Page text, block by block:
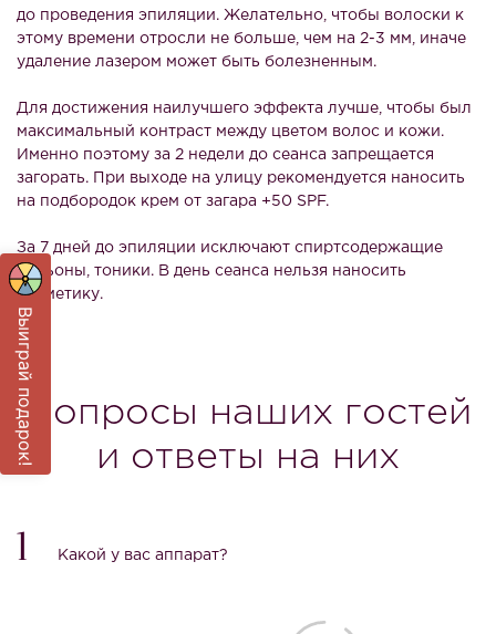
до проведения эпиляции. Желательно, чтобы волоски к
этому времени отросли не больше, чем на 2-3 мм, иначе
удаление лазером может быть болезненным.
Для достижения наилучшего эффекта лучше, чтобы был
максимальный контраст между цветом волос и кожи.
Именно поэтому за 2 недели до сеанса запрещается
загорать. При выходе на улицу рекомендуется наносить
на подбородок крем от загара +50 SPF.
За 7 дней до эпиляции исключают спиртсодержащие
лосьоны, тоники. В день сеанса нельзя наносить
косметику.
Вопросы наших гостей
и ответы на них
1 Какой у вас аппарат?
Выиграй подарок!